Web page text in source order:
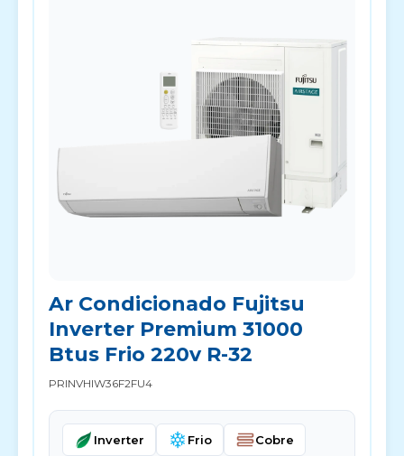
Ar Condicionado Fujitsu
Inverter Premium 31000
Btus Frio 220v R-32
PRINVHIW36F2FU4
Inverter Frio Cobre